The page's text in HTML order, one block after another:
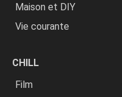
Maison et DIY
Vie courante
CHILL
Film